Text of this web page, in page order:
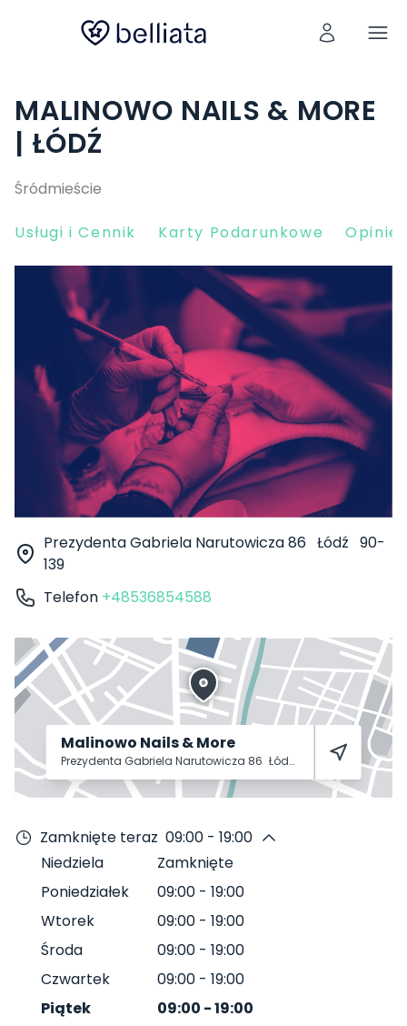
MALINOWO NAILS & MORE
| ŁÓDŹ
Śródmieście
Usługi i Cennik Karty Podarunkowe Opinie
Prezydenta Gabriela Narutowicza 86 Łódź 90-
139
Telefon +48536854588
Malinowo Nails & More
Prezydenta Gabriela Narutowicza 86 Łódź 90-139
Zamknięte teraz 09:00 - 19:00
Niedziela
Zamknięte
Poniedziałek
09:00 - 19:00
Wtorek
09:00 - 19:00
Środa
09:00 - 19:00
Czwartek
09:00 - 19:00
Piątek
09:00 -19:00